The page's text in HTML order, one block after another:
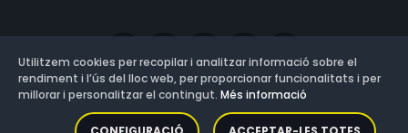
Versió: 3.13.0.202607011342
Utilitzem cookies per recopilar i analitzar informació sobre el
rendiment i l’ús del lloc web, per proporcionar funcionalitats i per
millorar i personalitzar el contingut. Més informació